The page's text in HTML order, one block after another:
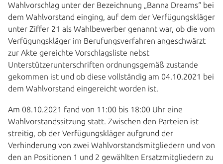
Wahlvorschlag unter der Bezeichnung „Banna Dreams“ bei
dem Wahlvorstand einging, auf dem der Verfügungskläger
unter Ziffer 21 als Wahlbewerber genannt war, ob die vom
Verfügungskläger im Berufungsverfahren angeschwärzt
zur Akte gereichte Vorschlagsliste nebst
Unterstützerunterschriften ordnungsgemäß zustande
gekommen ist und ob diese vollständig am 04.10.2021 bei
dem Wahlvorstand eingereicht worden ist.
Am 08.10.2021 fand von 11:00 bis 18:00 Uhr eine
Wahlvorstandssitzung statt. Zwischen den Parteien ist
streitig, ob der Verfügungskläger aufgrund der
Verhinderung von zwei Wahlvorstandsmitgliedern und von
den an Positionen 1 und 2 gewählten Ersatzmitgliedern zu